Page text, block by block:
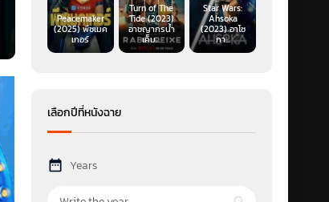
Peacemaker
(2025) พีซเมค
เกอร์
Turn of The
Tide (2023)
อาชญากรน้ำ
เค็ม...
Star Wars:
Ahsoka
(2023) อาโซ
กา...
เลือกปีที่หนังฉาย
Years